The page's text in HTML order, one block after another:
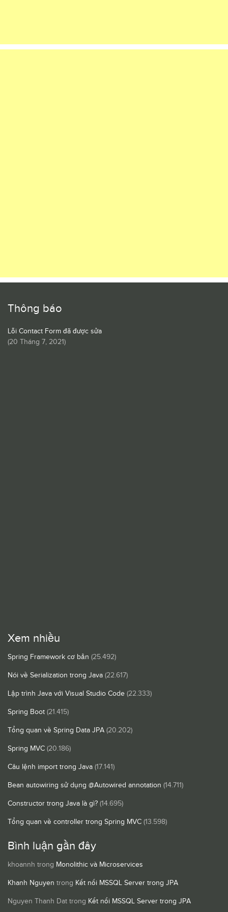
Thông báo
Lỗi Contact Form đã được sửa
(20 Tháng 7, 2021)
Xem nhiều
Spring Framework cơ bản (25.492)
Nói về Serialization trong Java (22.617)
Lập trình Java với Visual Studio Code (22.333)
Spring Boot (21.415)
Tổng quan về Spring Data JPA (20.202)
Spring MVC (20.186)
Câu lệnh import trong Java (17.141)
Bean autowiring sử dụng @Autowired annotation (14.711)
Constructor trong Java là gì? (14.695)
Tổng quan về controller trong Spring MVC (13.598)
Bình luận gần đây
khoannh trong Monolithic và Microservices
Khanh Nguyen trong Kết nối MSSQL Server trong JPA
Nguyen Thanh Dat trong Kết nối MSSQL Server trong JPA